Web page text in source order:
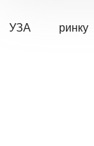
УЗА ринку